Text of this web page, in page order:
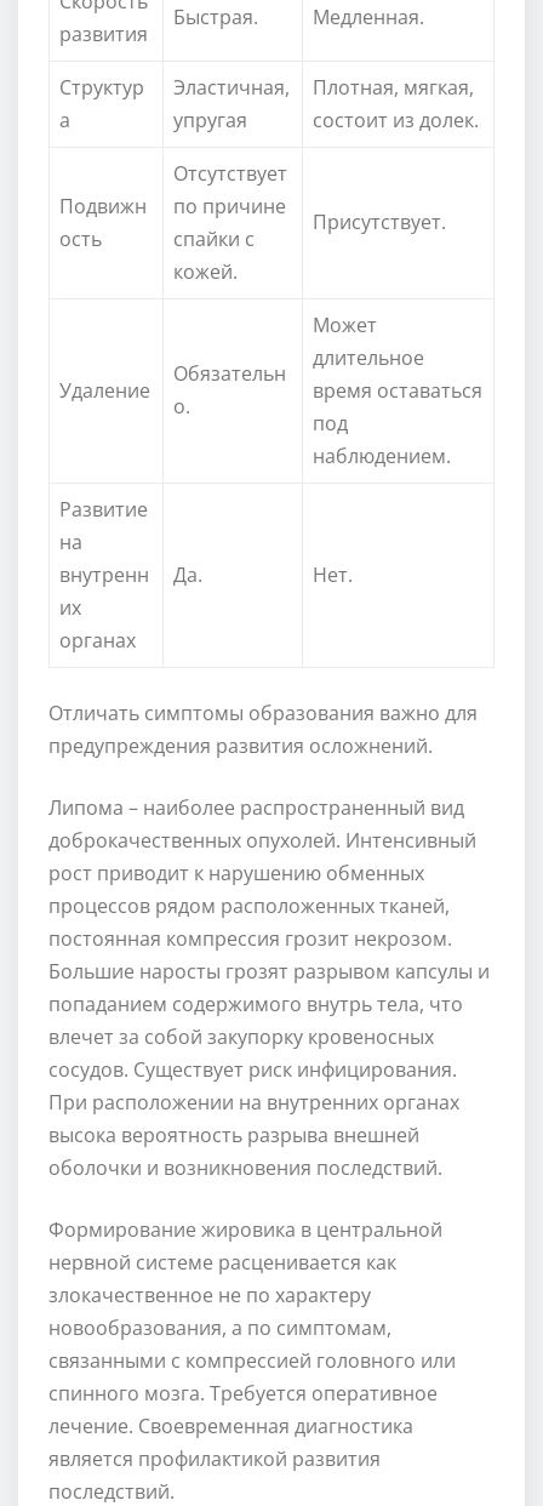
развития
Быстрая. Медленная.
Структур
а
Эластичная,
упругая
Плотная, мягкая,
состоит из долек.
Подвижн
ость
Отсутствует
по причине
спайки с
кожей.
Присутствует.
Удаление
Обязательн
о.
Может
длительное
время оставаться
под
наблюдением.
Развитие
на
внутренн
их
органах
Да. Нет.
Отличать симптомы образования важно для
предупреждения развития осложнений.
Липома – наиболее распространенный вид
доброкачественных опухолей. Интенсивный
рост приводит к нарушению обменных
процессов рядом расположенных тканей,
постоянная компрессия грозит некрозом.
Большие наросты грозят разрывом капсулы и
попаданием содержимого внутрь тела, что
влечет за собой закупорку кровеносных
сосудов. Существует риск инфицирования.
При расположении на внутренних органах
высока вероятность разрыва внешней
оболочки и возникновения последствий.
Формирование жировика в центральной
нервной системе расценивается как
злокачественное не по характеру
новообразования, а по симптомам,
связанными с компрессией головного или
спинного мозга. Требуется оперативное
лечение. Своевременная диагностика
является профилактикой развития
последствий.